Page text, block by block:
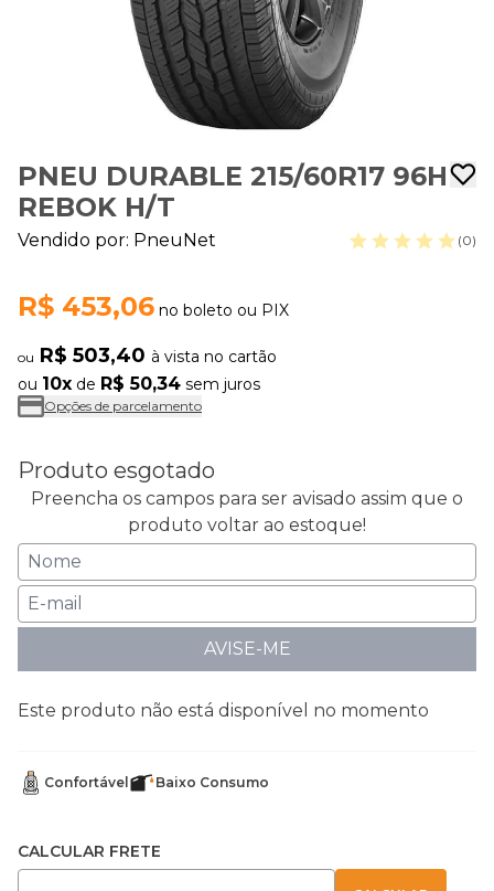
PNEU DURABLE 215/60R17 96H
REBOK H/T
Vendido por: PneuNet (0)
R$ 453,06 no boleto ou PIX
ou R$ 503,40 à vista no cartão
ou 10x de R$ 50,34 sem juros
Opções de parcelamento
Produto esgotado
Preencha os campos para ser avisado assim que o
produto voltar ao estoque!
AVISE-ME
Este produto não está disponível no momento
Confortável Baixo Consumo
CALCULAR FRETE